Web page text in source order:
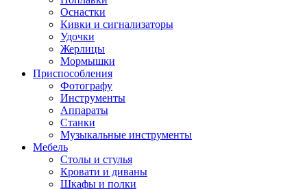
Оснастки
Кивки и сигнализаторы
Удочки
Жерлицы
Мормышки
Приспособления
Фотографу
Инструменты
Аппараты
Станки
Музыкальные инструменты
Мебель
Столы и стулья
Кровати и диваны
Шкафы и полки